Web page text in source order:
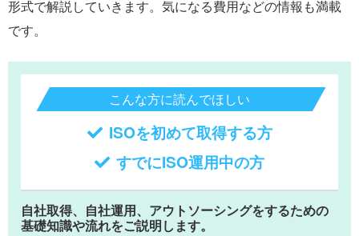
形式で解説していきます。気になる費用などの情報も満載
です。
こんな方に読んでほしい
ISOを初めて取得する方
すでにISO運用中の方
自社取得、自社運用、アウトソーシングをするための
基礎知識や流れをご説明します。